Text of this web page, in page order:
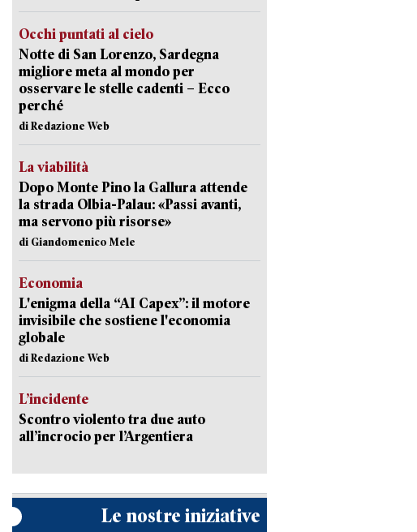
Occhi puntati al cielo
Notte di San Lorenzo, Sardegna
migliore meta al mondo per
osservare le stelle cadenti – Ecco
perché
di Redazione Web
La viabilità
Dopo Monte Pino la Gallura attende
la strada Olbia-Palau: «Passi avanti,
ma servono più risorse»
di Giandomenico Mele
Economia
L'enigma della “AI Capex”: il motore
invisibile che sostiene l'economia
globale
di Redazione Web
L’incidente
Scontro violento tra due auto
all’incrocio per l’Argentiera
Le nostre iniziative